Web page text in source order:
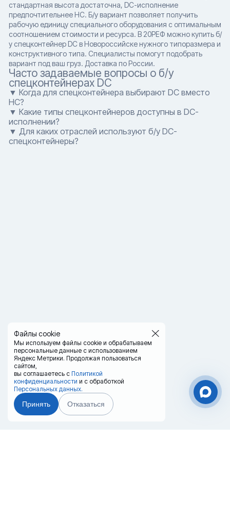
Файлы cookie
Мы используем файлы cookie и обрабатываем
персональные данные с использованием
Яндекс Метрики. Продолжая пользоваться
сайтом,
вы соглашаетесь с Политикой
конфиденциальности и с обработкой
Персональных данных.
Принять Отказаться
стандартная высота достаточна, DC-исполнение
предпочтительнее HC. Б/у вариант позволяет получить
рабочую единицу специального оборудования с оптимальным
соотношением стоимости и ресурса. В 20РЕФ можно купить б/
у спецконтейнер DC в Новороссийске нужного типоразмера и
конструктивного типа. Специалисты помогут подобрать
вариант под ваш груз. Доставка по России.
Часто задаваемые вопросы о б/у
спецконтейнерах DC
▼ Когда для спецконтейнера выбирают DC вместо
HC?
▼ Какие типы спецконтейнеров доступны в DC-
исполнении?
▼ Для каких отраслей используют б/у DC-
спецконтейнеры?